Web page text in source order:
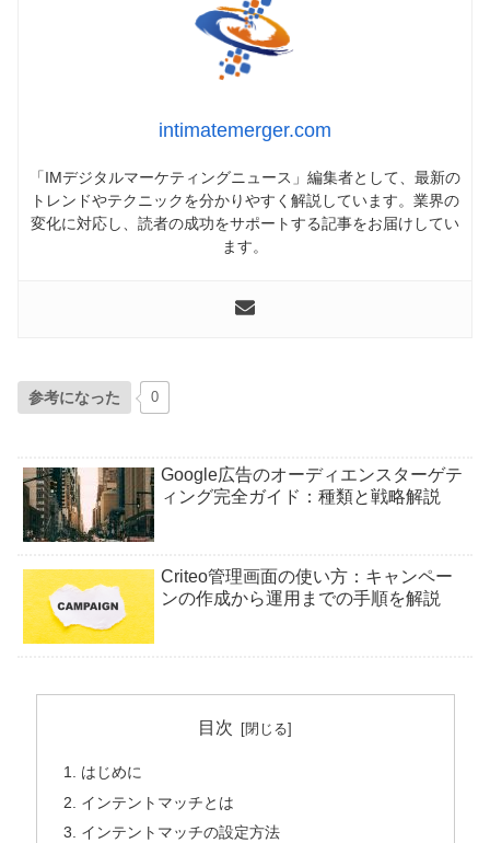
intimatemerger.com
「IMデジタルマーケティングニュース」編集者として、最新の
トレンドやテクニックを分かりやすく解説しています。業界の
変化に対応し、読者の成功をサポートする記事をお届けしてい
ます。
参考になった 0
Google広告のオーディエンスターゲテ
ィング完全ガイド：種類と戦略解説
Criteo管理画面の使い方：キャンペー
ンの作成から運用までの手順を解説
目次
はじめに
インテントマッチとは
インテントマッチの設定方法